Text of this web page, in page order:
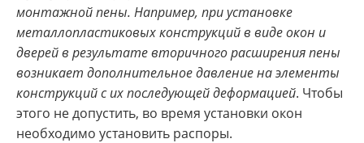
монтажной пены. Например, при установке
металлопластиковых конструкций в виде окон и
дверей в результате вторичного расширения пены
возникает дополнительное давление на элементы
конструкций с их последующей деформацией. Чтобы
этого не допустить, во время установки окон
необходимо установить распоры.